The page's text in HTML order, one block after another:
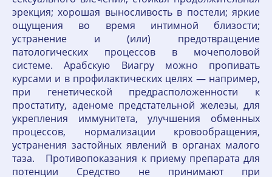
эрекция; хорошая выносливость в постели; яркие
ощущения во время интимной близости;
устранение и (или) предотвращение
патологических процессов в мочеполовой
системе. Арабскую Виагру можно пропивать
курсами и в профилактических целях — например,
при генетической предрасположенности к
простатиту, аденоме предстательной железы, для
укрепления иммунитета, улучшения обменных
процессов, нормализации кровообращения,
устранения застойных явлений в органах малого
таза. Противопоказания к приему препарата для
потенции Средство не принимают при